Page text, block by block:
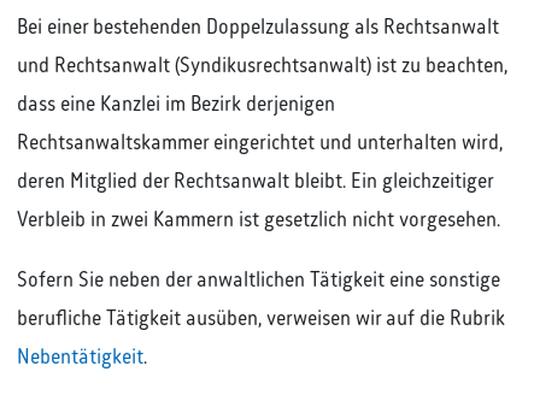
Bei einer bestehenden Doppelzulassung als Rechtsanwalt
und Rechtsanwalt (Syndikusrechtsanwalt) ist zu beachten,
dass eine Kanzlei im Bezirk derjenigen
Rechtsanwaltskammer eingerichtet und unterhalten wird,
deren Mitglied der Rechtsanwalt bleibt. Ein gleichzeitiger
Verbleib in zwei Kammern ist gesetzlich nicht vorgesehen.
Sofern Sie neben der anwaltlichen Tätigkeit eine sonstige
berufliche Tätigkeit ausüben, verweisen wir auf die Rubrik
Nebentätigkeit.